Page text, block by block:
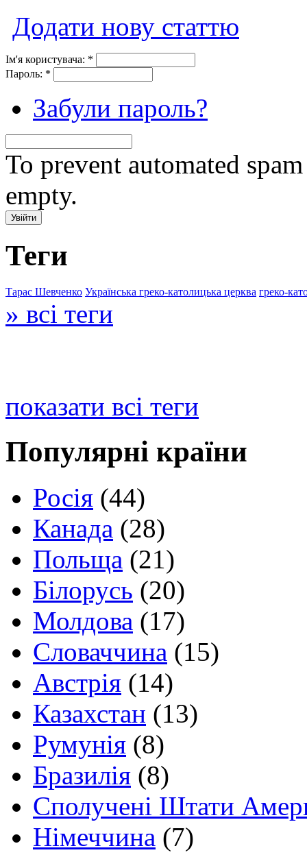
Додати нову статтю
Ім'я користувача: *
Пароль: *
Забули пароль?
To prevent automated
empty.
Теги
Тарас Шевченко Українська греко-католицька церква греко-
» всі теги
показати всі теги
Популярні країни
Росія (44)
Канада (28)
Польща (21)
Білорусь (20)
Молдова (17)
Словаччина (15)
Австрія (14)
Казахстан (13)
Румунія (8)
Бразилія (8)
Сполучені Штати
Німеччина (7)